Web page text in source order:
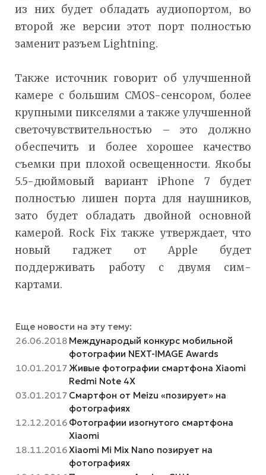
из них будет обладать аудиопортом, во
второй же версии этот порт полностью
заменит разъем Lightning.
Также источник говорит об улучшенной
камере с большим CMOS-сенсором, более
крупными пикселями а также улучшенной
светочувствительностью – это должно
обеспечить и более хорошее качество
съемки при плохой освещенности. Якобы
5.5-дюймовый вариант iPhone 7 будет
полностью лишен порта для наушников,
зато будет обладать двойной основной
камерой. Rock Fix также утверждает, что
новый гаджет от Apple будет
поддерживать работу с двумя сим-
картами.
Еще новости на эту тему:
26.06.2018 Международый конкурс мобильной
фотографии NEXT-IMAGE Awards
10.01.2017Живые фотографии смартфона Xiaomi
Redmi Note 4X
03.01.2017 Смартфон от Meizu «позирует» на
фотографиях
12.12.2016 Фотографии изогнутого смартфона
Xiaomi
18.11.2016Xiaomi Mi Mix Nano позирует на
фотографиях